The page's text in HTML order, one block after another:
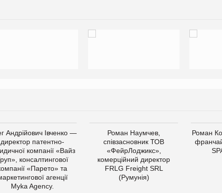
Андрійович Івченко —
директор патентно-
компанії «Вайз
консалтингової
«Парето» та
агенції
Myka Agency.
Роман Наумчев,
співзасновник ТОВ
«ФейрЛоджикс»,
комерційний директор
FRLG Freight SRL
(Румунія)
Роман